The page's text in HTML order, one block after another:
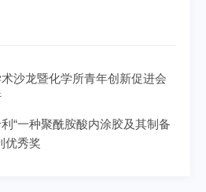
沙龙暨化学所青年创新促进会
“一种聚酰胺酸内涂胶及其制备
优秀奖